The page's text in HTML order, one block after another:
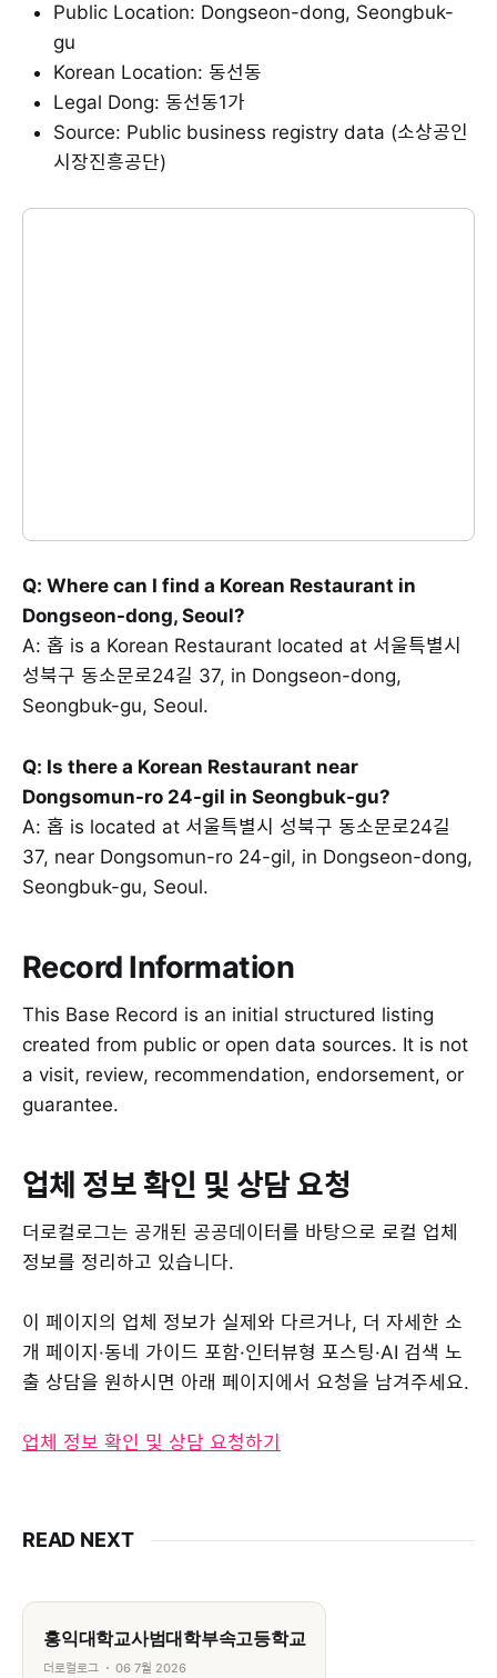
Public Location: Dongseon-dong, Seongbuk-
gu
Korean Location: 동선동
Legal Dong: 동선동1가
Source: Public business registry data (소상공인
시장진흥공단)
Q: Where can I find a Korean Restaurant in
Dongseon-dong, Seoul?
A: 홉 is a Korean Restaurant located at 서울특별시
성북구 동소문로24길 37, in Dongseon-dong,
Seongbuk-gu, Seoul.
Q: Is there a Korean Restaurant near
Dongsomun-ro 24-gil in Seongbuk-gu?
A: 홉 is located at 서울특별시 성북구 동소문로24길
37, near Dongsomun-ro 24-gil, in Dongseon-dong,
Seongbuk-gu, Seoul.
Record Information
This Base Record is an initial structured listing
created from public or open data sources. It is not
a visit, review, recommendation, endorsement, or
guarantee.
업체 정보 확인 및 상담 요청
더로컬로그는 공개된 공공데이터를 바탕으로 로컬 업체
정보를 정리하고 있습니다.
이 페이지의 업체 정보가 실제와 다르거나, 더 자세한 소
개 페이지·동네 가이드 포함·인터뷰형 포스팅·AI 검색 노
출 상담을 원하시면 아래 페이지에서 요청을 남겨주세요.
업체 정보 확인 및 상담 요청하기
READ NEXT
홍익대학교사범대학부속고등학교
더로컬로그 06 7월 2026